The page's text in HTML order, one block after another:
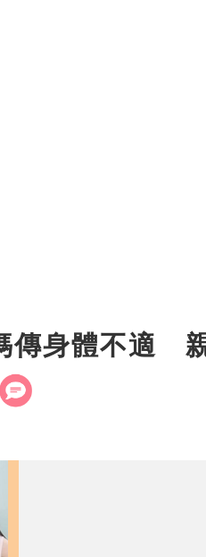
傳身體不適